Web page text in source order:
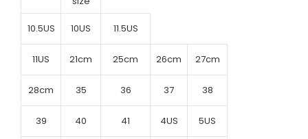
10.5US 10US 11.5US
11US 21cm 25cm 26cm 27cm
28cm 35 36 37 38
39 40 41 4US 5US